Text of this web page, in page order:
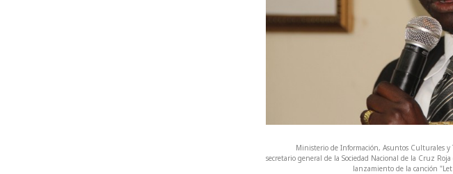
Ministerio de Información, Asuntos Culturales
secretario general de la Sociedad Nacional de la Cruz
lanzamiento de la canción